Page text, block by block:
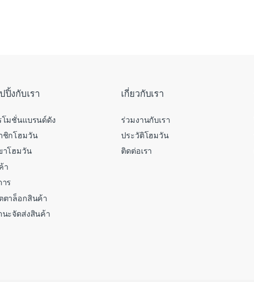
ปิ้งกับเรา
โมชั่นแบรนด์ดัง
ชิกโฮมวัน
าโฮมวัน
า
าร
ตาล็อกสินค้า
นะจัดส่งสินค้า
เกี่ยวกับเรา
ร่วมงานกับเรา
ประวัติโฮมวัน
ติดต่อเรา